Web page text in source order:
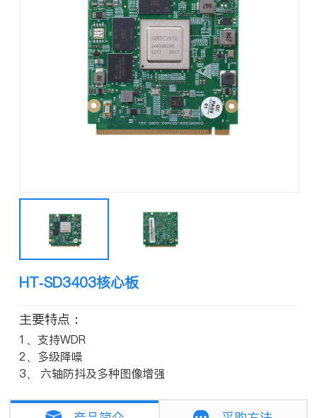
HT-SD3403核心板
主要特点：
1、支持WDR
2、多级降噪
3、 六轴防抖及多种图像增强